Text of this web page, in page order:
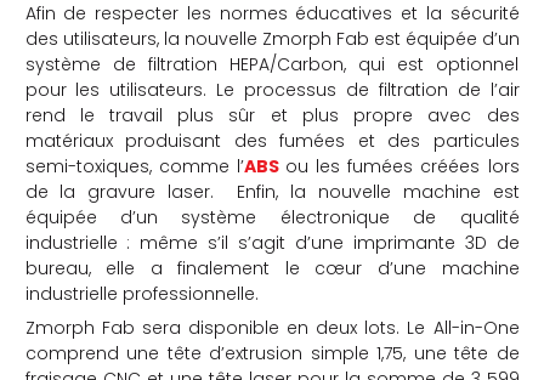
Afin de respecter les normes éducatives et la sécurité
des utilisateurs, la nouvelle Zmorph Fab est équipée d’un
système de filtration HEPA/Carbon, qui est optionnel
pour les utilisateurs. Le processus de filtration de l’air
rend le travail plus sûr et plus propre avec des
matériaux produisant des fumées et des particules
semi-toxiques, comme l’ABS ou les fumées créées lors
de la gravure laser. Enfin, la nouvelle machine est
équipée d’un système électronique de qualité
industrielle : même s’il s’agit d’une imprimante 3D de
bureau, elle a finalement le cœur d’une machine
industrielle professionnelle.
Zmorph Fab sera disponible en deux lots. Le All-in-One
comprend une tête d’extrusion simple 1,75, une tête de